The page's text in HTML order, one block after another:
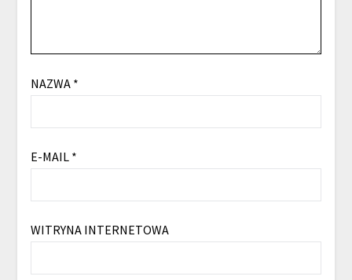
NAZWA *
E-MAIL *
WITRYNA INTERNETOWA